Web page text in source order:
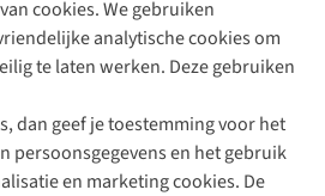
cookies. We gebruiken
analytische cookies om
te laten werken. Deze gebruiken
dan geef je toestemming voor het
persoonsgegevens en het gebruik
en marketing cookies. De
Buitenexpert